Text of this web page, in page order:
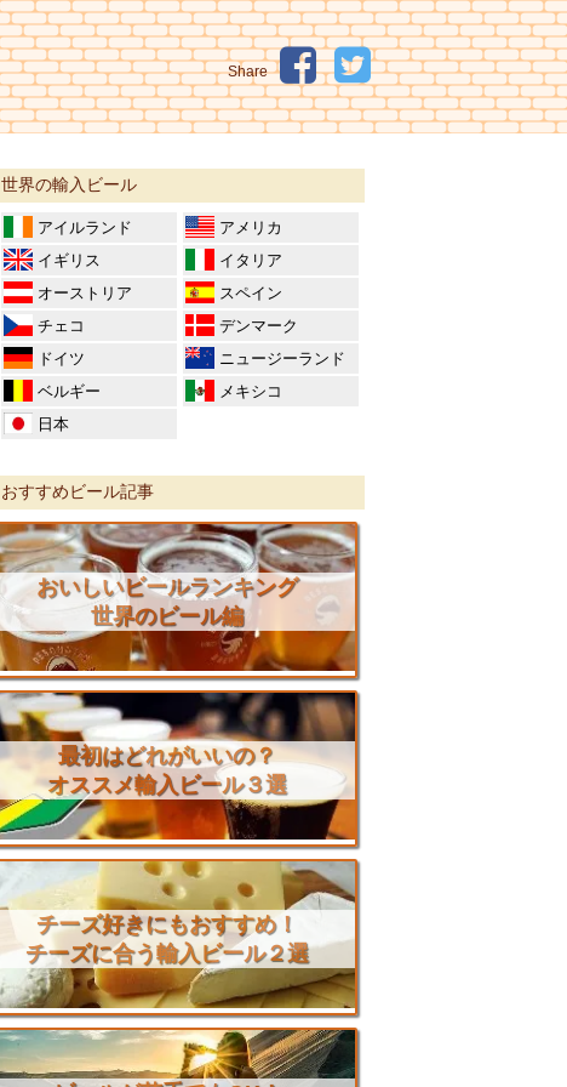
Share
世界の輸入ビール
アイルランド
アメリカ
イギリス
イタリア
オーストリア
スペイン
チェコ
デンマーク
ドイツ
ニュージーランド
ベルギー
メキシコ
日本
おすすめビール記事
おいしいビールランキング
世界のビール編
最初はどれがいいの？
オススメ輸入ビール３選
チーズ好きにもおすすめ！
チーズに合う輸入ビール２選